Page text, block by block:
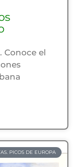
Conoce el
PICOS DE EUROPA